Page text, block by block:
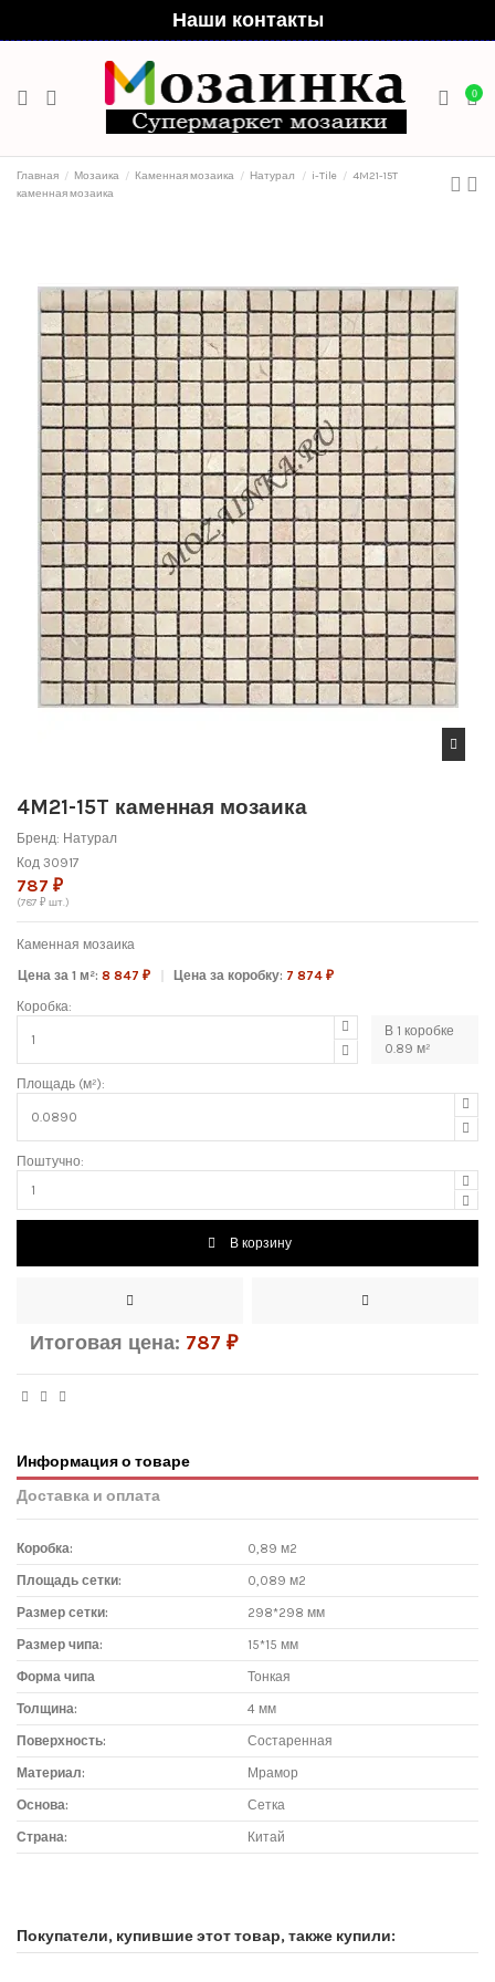
Наши контакты
0
Главная Мозаика Каменная мозаика Натурал i-Tile
4M21-15T
каменная мозаика
4M21-15T каменная мозаика
Бренд: Натурал
Код 30917
787 ₽
(787 ₽ шт.)
Каменная мозаика
Цена за 1 м²:8 847 ₽ Цена за коробку: 7 874 ₽
Коробка:
В 1 коробке
0.89 м²
Площадь (м²):
Поштучно:
В корзину
Итоговая цена: 787 ₽
Информация о товаре
Доставка и оплата
Коробка: 0,89 м2
Площадь сетки: 0,089 м2
Размер сетки: 298*298 мм
Размер чипа: 15*15 мм
Форма чипа Тонкая
Толщина: 4 мм
Поверхность: Состаренная
Материал: Мрамор
Основа: Сетка
Страна: Китай
1. Самовывоз из магазина:
Покупатели, купившие этот товар, также купили: